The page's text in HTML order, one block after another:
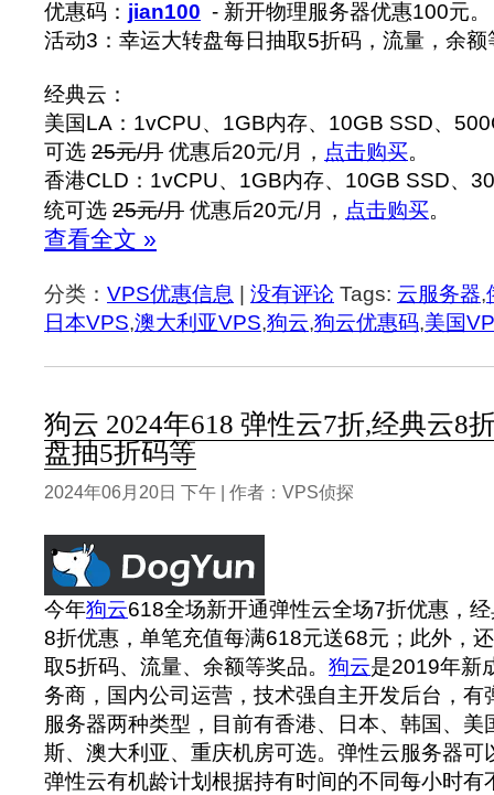
优惠码： jian100 - 新开物理服务器优惠100元。
活动3：幸运大转盘每日抽取5折码，流量，余额
经典云：
美国LA：1vCPU、1GB内存、10GB SSD、
可选 25元/月 优惠后20元/月， 点击购买。
香港CLD：1vCPU、1GB内存、10GB SSD、
统可选 25元/月 优惠后20元/月， 点击购买。
查看全文 »
分类： VPS优惠信息 | 没有评论 Tags: 云服务器,
日本VPS,澳大利亚VPS,狗云,狗云优惠码,美国
狗云 2024年618 弹性云7折,经典云8
盘抽5折码等
2024年06月20日 下午 | 作者：VPS侦探
今年狗云618全场新开通弹性云全场7折优惠，
8折优惠，单笔充值每满618元送68元；此外，
取5折码、流量、余额等奖品。 狗云是2019年新
务商，国内公司运营，技术强自主开发后台，有
服务器两种类型，目前有香港、日本、韩国、美
斯、澳大利亚、重庆机房可选。弹性云服务器可
弹性云有机龄计划根据持有时间的不同每小时有